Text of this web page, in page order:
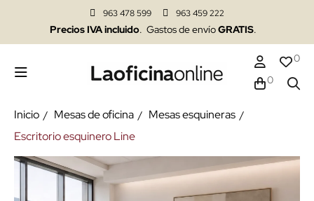
963 478 599 963 459 222
Precios IVA incluido. Gastos de envíoGRATIS.
0
0
Inicio Mesas de oficina
Mesas esquineras
Escritorio esquinero Line